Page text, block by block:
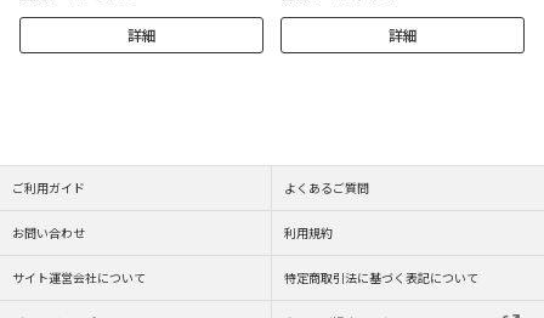
詳細 詳細
ご利用ガイド よくあるご質問
お問い合わせ 利用規約
サイト運営会社について 特定商取引法に基づく表記について